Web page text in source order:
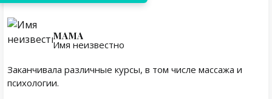
МАМА
Имя неизвестно
Заканчивала различные курсы, в том числе массажа и
психологии.